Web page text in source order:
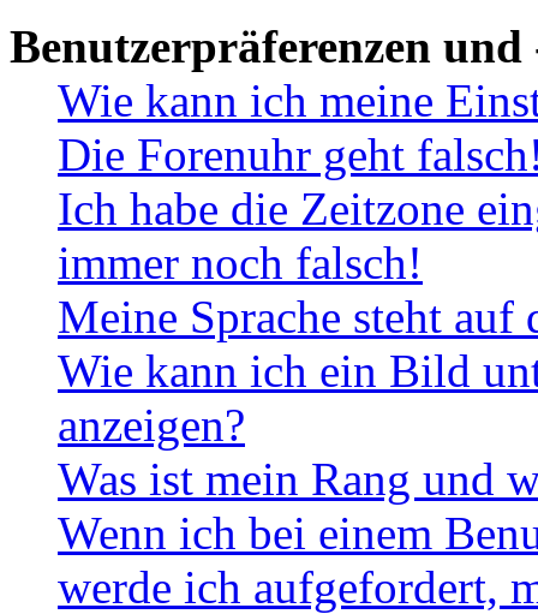
Benutzerpräferenzen und
Wie kann ich meine
Die Forenuhr geht
Ich habe die Zeitzone
immer noch falsch!
Meine Sprache steht
Wie kann ich ein Bild
anzeigen?
Was ist mein Rang und
Wenn ich bei einem
werde ich aufgefordert,